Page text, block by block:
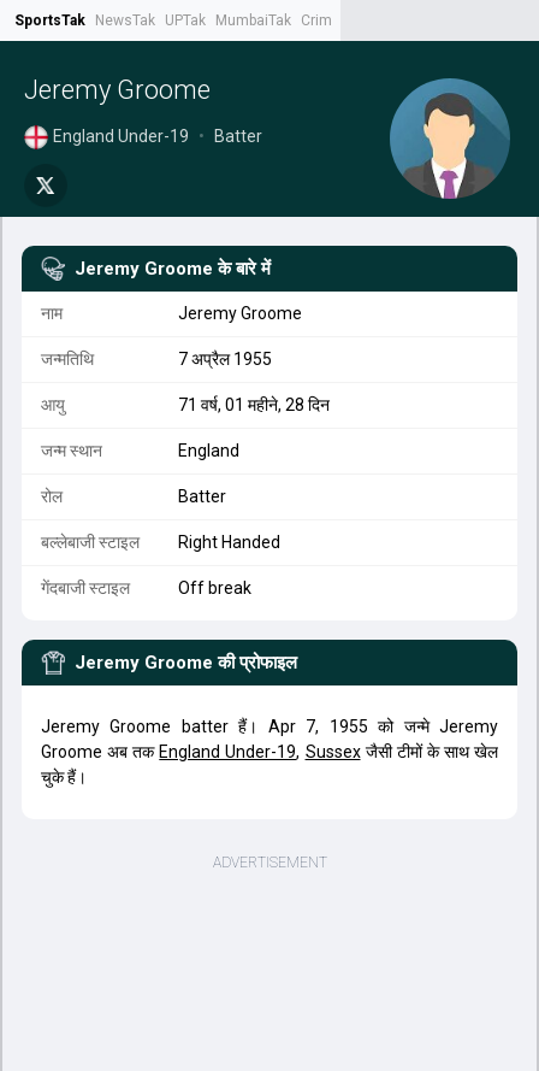
SportsTak NewsTak UPTak MumbaiTak CrimeTak
Jeremy Groome
England Under-19 • Batter
Jeremy Groome के बारे में
नाम Jeremy Groome
जन्मतिथि 7 अप्रैल 1955
आयु 71 वर्ष, 01 महीने, 28 दिन
जन्म स्थान England
रोल Batter
बल्लेबाजी स्टाइल Right Handed
गेंदबाजी स्टाइल Off break
Jeremy Groome की प्रोफाइल
Jeremy Groome batter हैं। Apr 7, 1955 को जन्मे Jeremy
Groome अब तक England Under-19, Sussexजैसी टीमों के साथ खेल
चुके हैं।